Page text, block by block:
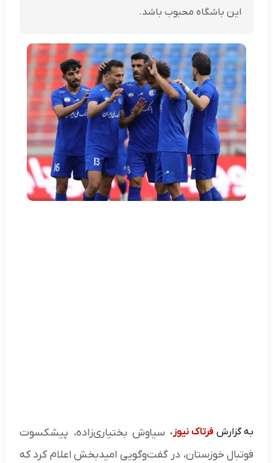
این باشگاه محبوب باشد.
به گزارش فرتاک نیوز ، سیاوش بختیاری‌زاده، پیشکسوت
فوتبال خوزستان، در گفت‌وگویی امیدبخش اعلام کرد که